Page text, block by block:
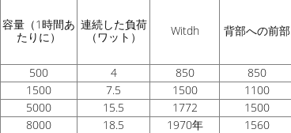
容量（1時間あ
たりに）
連続した負荷
（ワット）
Witdh 背部への前部
500 4 850 850
1500 7.5 1500 1100
5000 15.5 1772 1500
8000 18.5 1970年 1560